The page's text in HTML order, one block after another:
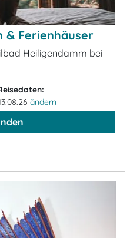
& Ferienhäuser
Heiligendamm bei
ändern